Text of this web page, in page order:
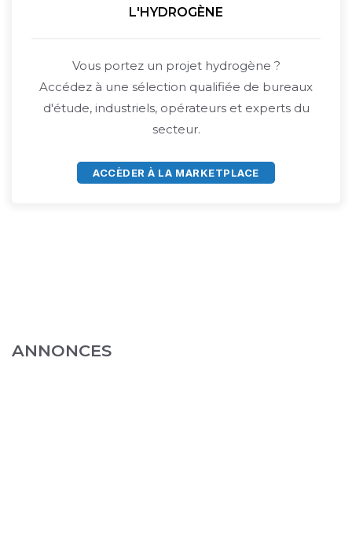
L'HYDROGÈNE
Vous portez un projet hydrogène ?
Accédez à une sélection qualifiée de bureaux
d'étude, industriels, opérateurs et experts du
secteur.
ACCÈDER À LA MARKETPLACE
ANNONCES